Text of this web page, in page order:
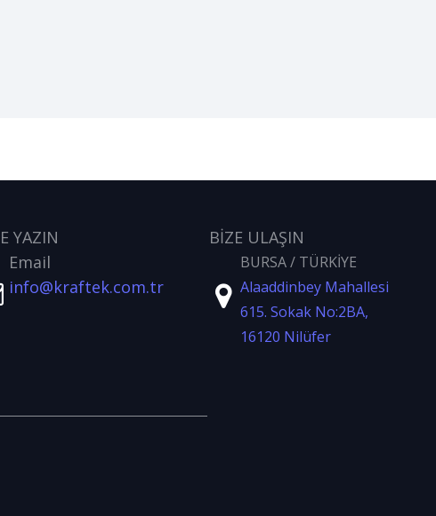
YAZIN
Email
info@kraftek.com.tr
BİZE ULAŞIN
BURSA / TÜRKİYE
Alaaddinbey Mahallesi
615. Sokak No:2BA,
16120 Nilüfer